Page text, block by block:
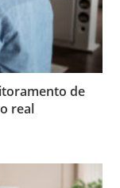
de
real